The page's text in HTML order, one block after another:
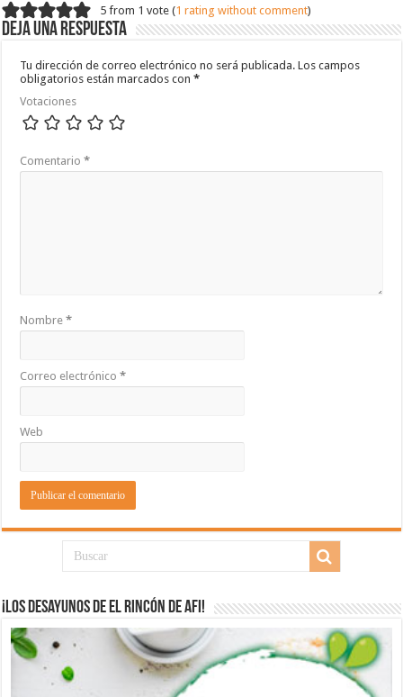
5 from 1 vote (1 rating without comment)
Deja una respuesta
Tu dirección de correo electrónico no será publicada. Los campos
obligatorios están marcados con*
Votaciones
Comentario*
Nombre*
Correo electrónico*
Web
¡Los desayunos de El Rincón de Afi!